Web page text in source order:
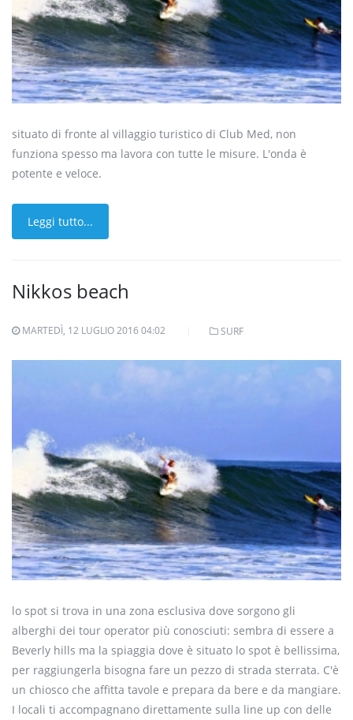
situato di fronte al villaggio turistico di Club Med, non
funziona spesso ma lavora con tutte le misure. L'onda è
potente e veloce.
Leggi tutto...
Nikkos beach
MARTEDÌ, 12 LUGLIO 2016 04:02 SURF
lo spot si trova in una zona esclusiva dove sorgono gli
alberghi dei tour operator più conosciuti: sembra di essere a
Beverly hills ma la spiaggia dove è situato lo spot è bellissima,
per raggiungerla bisogna fare un pezzo di strada sterrata. C'è
un chiosco che affitta tavole e prepara da bere e da mangiare.
I locali ti accompagnano direttamente sulla line up con delle